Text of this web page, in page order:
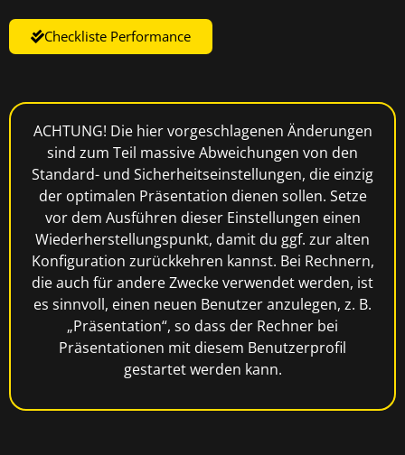
Checkliste Performance
ACHTUNG! Die hier vorgeschlagenen Änderungen
sind zum Teil massive Abweichungen von den
Standard- und Sicherheitseinstellungen, die einzig
der optimalen Präsentation dienen sollen. Setze
vor dem Ausführen dieser Einstellungen einen
Wiederherstellungspunkt, damit du ggf. zur alten
Konfiguration zurückkehren kannst. Bei Rechnern,
die auch für andere Zwecke verwendet werden, ist
es sinnvoll, einen neuen Benutzer anzulegen, z. B.
„Präsentation“, so dass der Rechner bei
Präsentationen mit diesem Benutzerprofil
gestartet werden kann.